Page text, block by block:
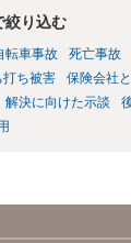
絞り込む
転車事故 死亡事故
打ち被害 保険会社
解決に向けた示談